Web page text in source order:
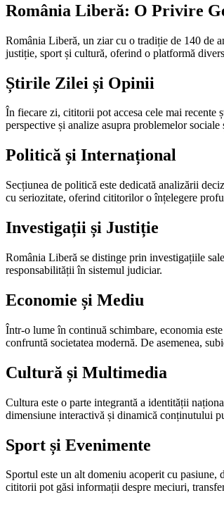
România Liberă: O Privire
România Liberă, un ziar cu o tradiție de 140 de
justiție, sport și cultură, oferind o platformă
Știrile Zilei și Opinii
În fiecare zi, cititorii pot accesa cele mai recente
perspective și analize asupra problemelor
Politică și Internațional
Secțiunea de politică este dedicată analizării
cu seriozitate, oferind cititorilor o înțelegere
Investigații și Justiție
România Liberă se distinge prin investigațiile
responsabilității în sistemul judiciar.
Economie și Mediu
Într-o lume în continuă schimbare, economia
confruntă societatea modernă. De asemenea,
Cultură și Multimedia
Cultura este o parte integrantă a identității
dimensiune interactivă și dinamică conținutului
Sport și Evenimente
Sportul este un alt domeniu acoperit cu
cititorii pot găsi informații despre meciuri,